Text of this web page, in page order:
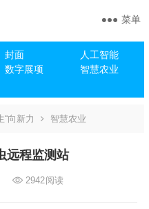
封面
人工智能
数字展项
智慧农业
菜单
“向新力 智慧农业
远程监测站
2942阅读